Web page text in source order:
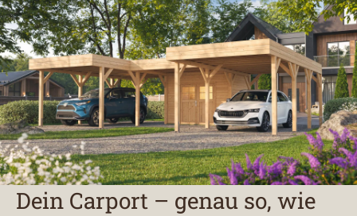
Dein Carport – genau so, wie